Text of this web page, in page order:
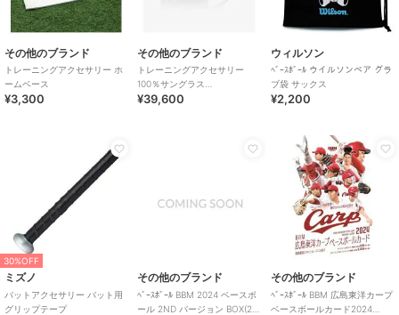
その他のブランド
トレーニングアクセサリー ホ
ームベース
¥3,300
その他のブランド
トレーニングアクセサリー
100％サングラス
SPEEDCRAFT
¥39,600
ウィルソン
ﾍﾞｰｽﾎﾞｰﾙ ウイルソンベア グラ
ブ袋 サックス
¥2,200
30%OFF
ミズノ
バットアクセサリー バット用
グリップテープ
その他のブランド
ﾍﾞｰｽﾎﾞｰﾙ BBM 2024 ベースボ
ール 2ND バージョン BOX(20
その他のブランド
ﾍﾞｰｽﾎﾞｰﾙ BBM 広島東洋カープ
ベースボールカード2024